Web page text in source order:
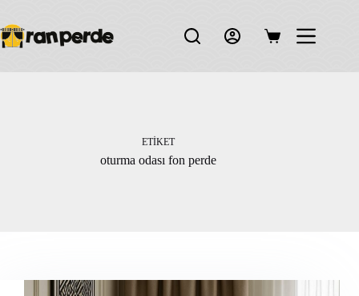
content
Shopping
ETIKET
oturma odası fon perde